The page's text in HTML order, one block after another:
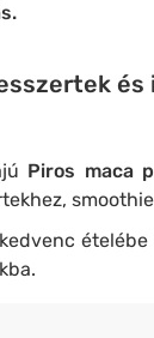
Piros maca